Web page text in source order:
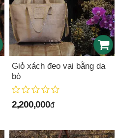
Giỏ xách đeo vai bằng da
bò
2,200,000đ